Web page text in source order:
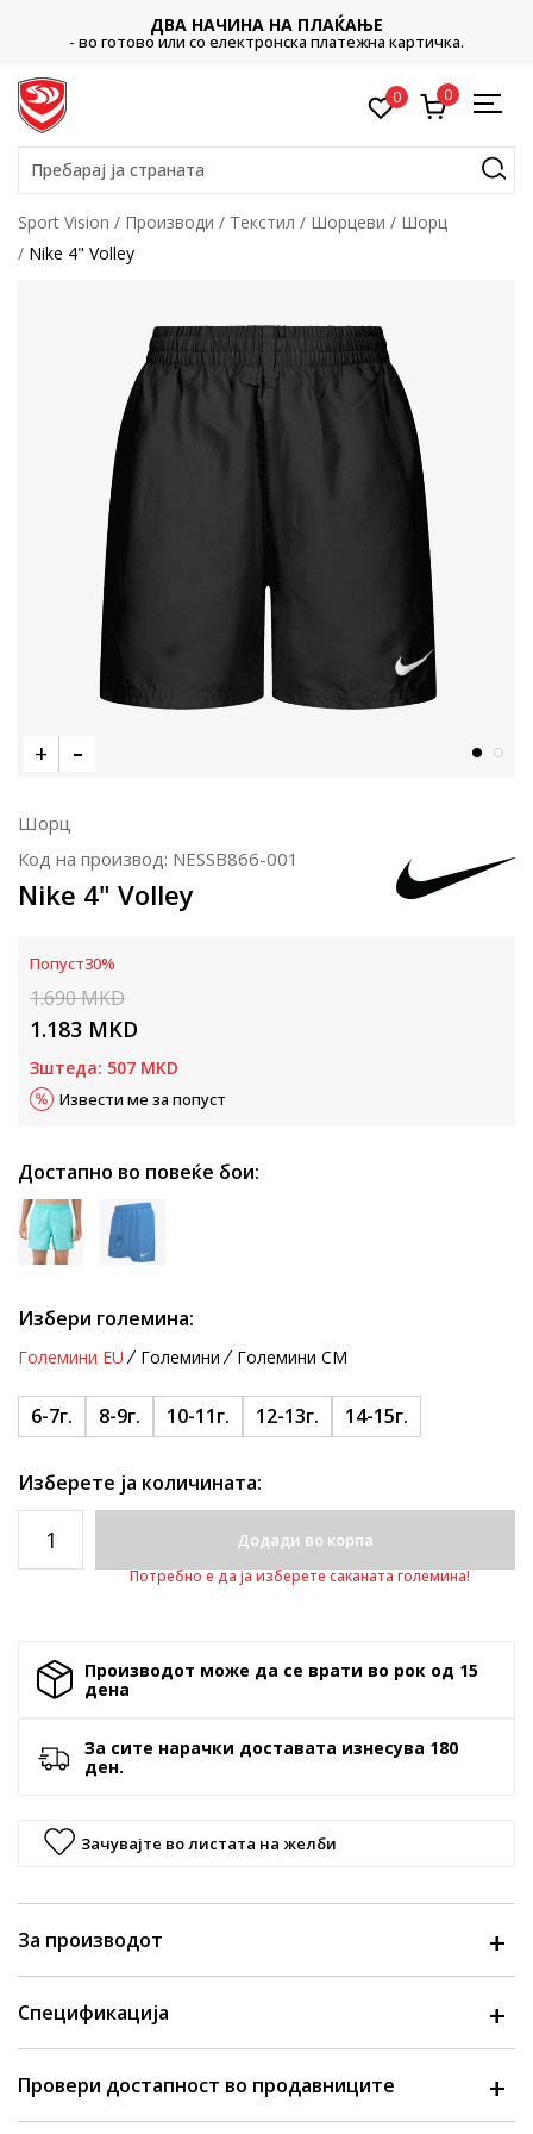
ДВА НАЧИНА НА ПЛАЌАЊЕ
- во готово или со електронска платежна картичка.
0 0
Пребарај ја страната
Sport Vision Производи Текстил Шорцеви
Шорц
Nike 4" Volley
Шорц
Код на производ: NESSB866-001
Nike 4" Volley
Попуст30%
1.690MKD
1.183 MKD
Зштеда: 507 MKD
Извести ме за попуст
Достапно во повеќе бои:
Избери големина:
Големини EU Големини Големини CM
6-7г. 8-9г. 10-11г. 12-13г. 14-15г.
Изберете ја количината:
Додади во корпа
Потребно е да ја изберете саканата големина!
Производот може да се врати во рок од 15
денa
За сите нарачки доставата изнесува 180
ден.
Зачувајте во листата на желби
За производот
Спецификација
Провери достапност во продавниците